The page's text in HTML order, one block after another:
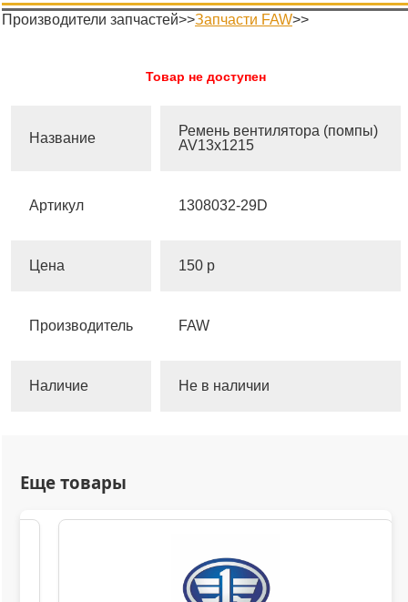
Производители запчастей>>Запчасти FAW>>
Товар не доступен
Название
Ремень вентилятора (помпы)
AV13x1215
Артикул 1308032-29D
Цена 150 р
Производитель FAW
Наличие Не в наличии